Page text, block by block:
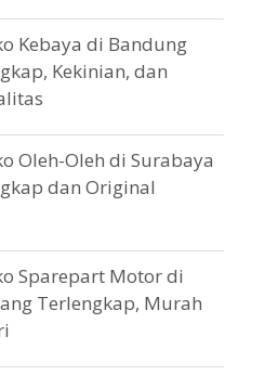
Kebaya di Bandung
Kekinian, dan
Oleh-Oleh di Surabaya
dan Original
Sparepart Motor di
Terlengkap, Murah